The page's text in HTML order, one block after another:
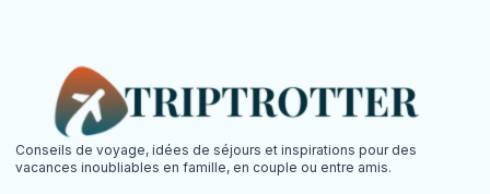
Conseils de voyage, idées de séjours et inspirations pour des
vacances inoubliables en famille, en couple ou entre amis.